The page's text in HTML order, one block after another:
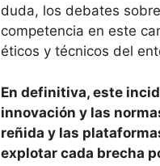
duda, los debates
competencia en este
éticos y técnicos del
En definitiva, este
innovación y las
reñida y las
explotar cada brecha